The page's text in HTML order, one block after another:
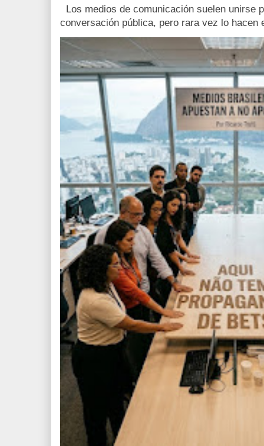
Los medios de comunicación suelen unirse
conversación pública, pero rara vez lo hacen